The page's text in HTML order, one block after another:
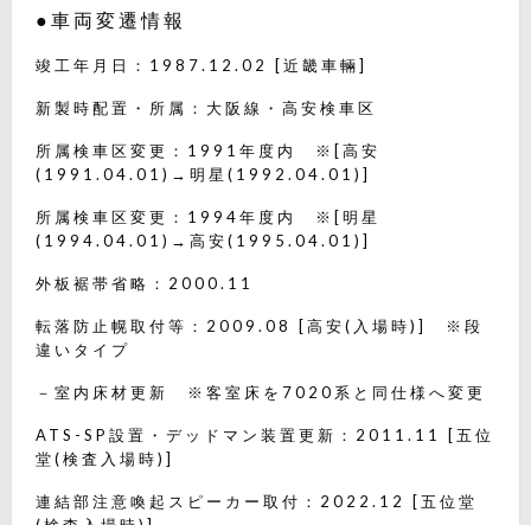
●車両変遷情報
竣工年月日：1987.12.02 [近畿車輛]
新製時配置・所属：大阪線・高安検車区
所属検車区変更：1991年度内 ※[高安
(1991.04.01)→明星(1992.04.01)]
所属検車区変更：1994年度内 ※[明星
(1994.04.01)→高安(1995.04.01)]
外板裾帯省略：2000.11
転落防止幌取付等：2009.08 [高安(入場時)] ※段
違いタイプ
－室内床材更新 ※客室床を7020系と同仕様へ変更
ATS-SP設置・デッドマン装置更新：2011.11 [五位
堂(検査入場時)]
連結部注意喚起スピーカー取付：2022.12 [五位堂